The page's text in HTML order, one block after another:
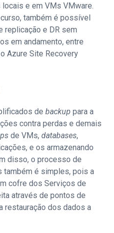
e em VMs VMware.
também é possível
replicação e DR sem
em andamento, entre
Azure Site Recovery
de backup para a
contra perdas e demais
de VMs, databases,
e os armazenando
disso, o processo de
também é simples, pois a
cofre dos Serviços de
através de pontos de
restauração dos dados a